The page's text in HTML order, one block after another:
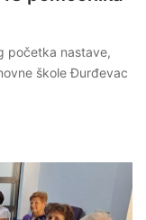
početka nastave,
škole Đurđevac